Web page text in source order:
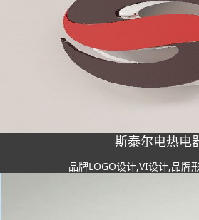
斯泰尔电热电
品牌LOGO设计,VI设计,品牌